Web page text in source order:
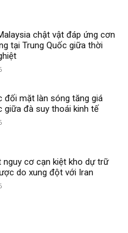
chật vật đáp ứng cơn
tại Trung Quốc giữa thời
đối mặt làn sóng tăng giá
giữa đà suy thoái kinh tế
nguy cơ cạn kiệt kho dự trữ
do xung đột với Iran